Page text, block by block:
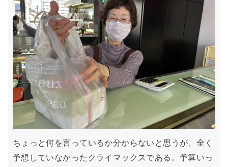
ちょっと何を言っているか分からないと思うが、全く
予想していなかったクライマックスである。予算いっ